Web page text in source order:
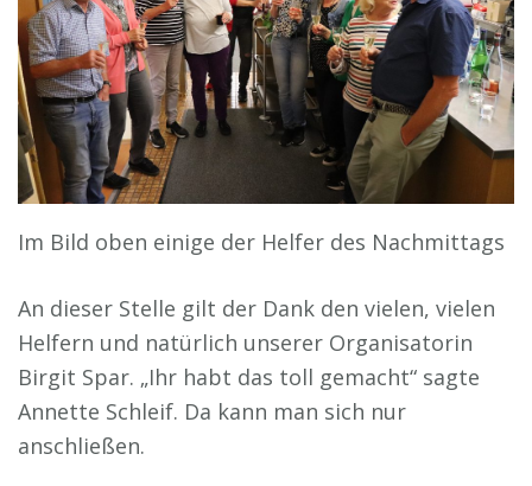
Im Bild oben einige der Helfer des Nachmittags
An dieser Stelle gilt der Dank den vielen, vielen
Helfern und natürlich unserer Organisatorin
Birgit Spar. „Ihr habt das toll gemacht“ sagte
Annette Schleif. Da kann man sich nur
anschließen.